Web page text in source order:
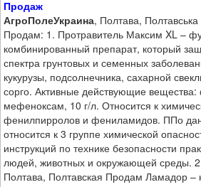
Продаж
АгроПолеУкраина, Полтава, Полтавська
Продам: 1. Протравитель Максим XL –
комбинированный препарат, который
спектра грунтовых и семенных
кукурузы, подсолнечника, сахарной
сорго. Активные действующие вещества:
мефеноксам, 10 г/л. Относится к
фенилпирролов и фениламидов. ППо
относится к 3 группе химической
инструкций по технике безопасности
людей, животных и окружающей среды.
Полтава, Полтавская Продам Ламадор –